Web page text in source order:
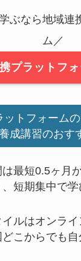
ぶなら地域連
ム／
プラットフ
ットフォーム
成講習のおす
最短0.5ヶ月
短期集中で
ルはオンラ
どこからでも